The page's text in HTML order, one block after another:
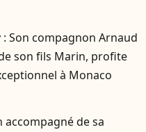
Son compagnon Arnaud
son fils Marin, profite
à Monaco
de sa